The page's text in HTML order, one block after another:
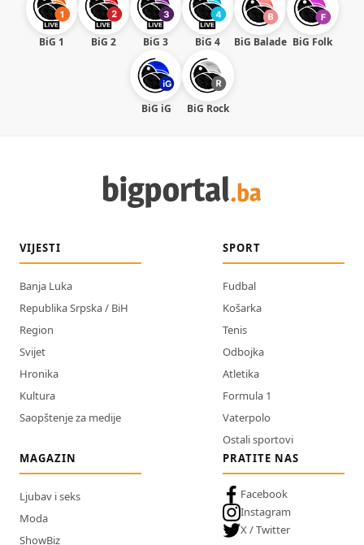
BiG 1 BiG 2 BiG 3 BiG 4 BiG Balade BiG Folk
BiG iG BiG Rock
VIJESTI
Banja Luka
Republika Srpska / BiH
Region
Svijet
Hronika
Kultura
Saopštenje za medije
SPORT
Fudbal
Košarka
Tenis
Odbojka
Atletika
Formula 1
Vaterpolo
Ostali sportovi
MAGAZIN
Ljubav i seks
Moda
ShowBiz
PRATITE NAS
Facebook
Instagram
X / Twitter